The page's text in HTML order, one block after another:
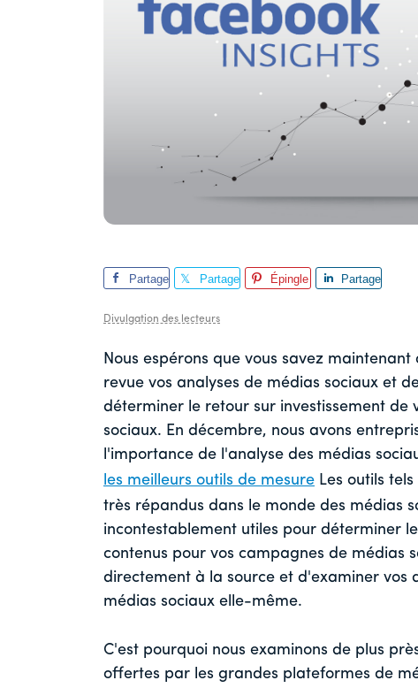
Partage
Partage
Épingle
Partage
Divulgation des lecteurs
Nous espérons que vous savez
revue vos analyses de médias sociaux et
déterminer le retour sur investissement de
sociaux. En décembre, nous avons
l'importance de l'analyse des médias
les meilleurs outils de mesure Les outils
très répandus dans le monde des médias
incontestablement utiles pour déterminer
contenus pour vos campagnes de médias
directement à la source et d'examiner vos
médias sociaux elle-même.
C'est pourquoi nous examinons de plus
offertes par les grandes plateformes de